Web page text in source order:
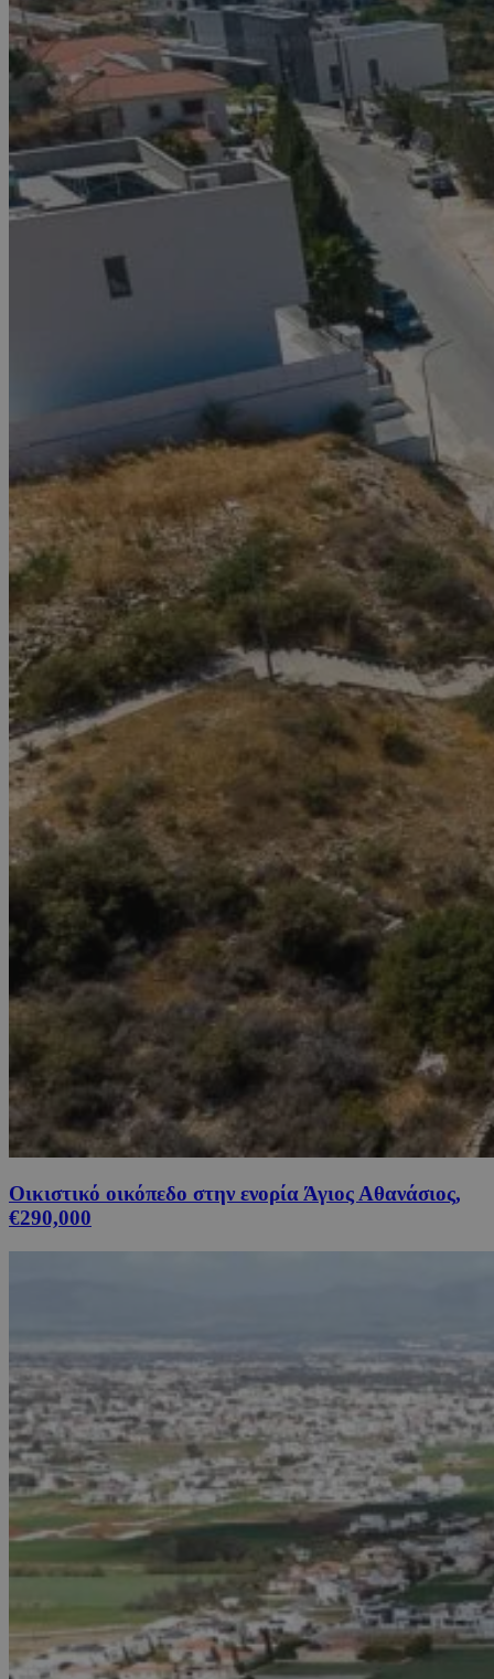
Οικιστικό οικόπεδο στην ενορία Άγιος Αθανάσιος,
€290,000